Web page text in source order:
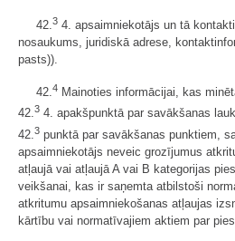
42. 3 4. apsaimniekotājs un tā
nosaukums, juridiskā adrese,
pasts)).
42.4 Mainoties informācijai, kas
42.3 4. apakšpunktā par savākšanas
42. 3 punktā par savākšanas punktiem,
apsaimniekotājs neveic grozījumus
atļaujā vai atļaujā A vai B kategorijas
veikšanai, kas ir saņemta atbilstoši
atkritumu apsaimniekošanas atļaujas
kārtību vai normatīvajiem aktiem par